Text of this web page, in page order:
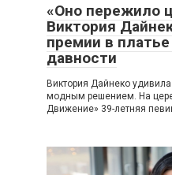
«Оно пережило
Виктория
премии в
давности
Виктория Дайнеко
модным решением. На
Движение» 39-летняя